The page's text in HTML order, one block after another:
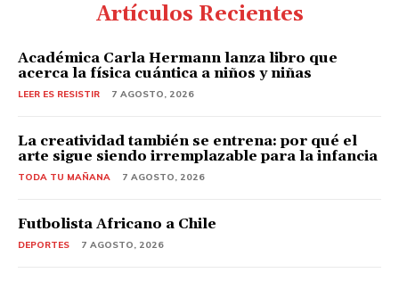
Artículos Recientes
Académica Carla Hermann lanza libro que
acerca la física cuántica a niños y niñas
LEER ES RESISTIR 7 AGOSTO, 2026
La creatividad también se entrena: por qué el
arte sigue siendo irremplazable para la infancia
TODA TU MAÑANA 7 AGOSTO, 2026
Futbolista Africano a Chile
DEPORTES 7 AGOSTO, 2026